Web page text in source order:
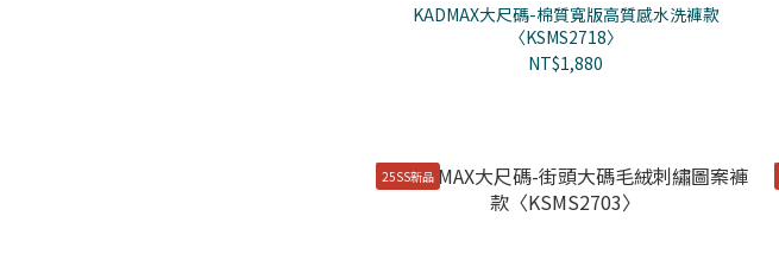
KADMAX大尺碼-棉質寬版高質感水洗褲款
〈KSMS2718〉
NT$1,880
25SS新品